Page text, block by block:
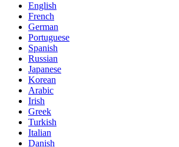
English
French
German
Portuguese
Spanish
Russian
Japanese
Korean
Arabic
Irish
Greek
Turkish
Italian
Danish